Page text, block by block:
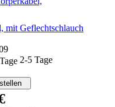
mit Geflechtschlauch
2-5 Tage